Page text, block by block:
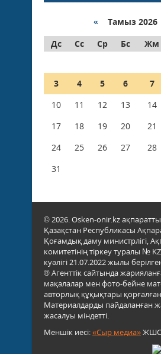
« Тамыз
Дс
Сс Ср Бс Жм
3
4 5 6 7
10
11 12 13 14
17
18 19 20 21
24
25 26 27 28
31
© 2026. Osken-onir.kz
Қазақстан Республикасы
Қоғамдық даму министрлігі,
комитетінің тіркеу туралы №
куәлігі 21.07.2022 жылы
® Агенттік сайтында
мақалалар мен фото-бейне
авторлық құқықтары
Материалдарды пайдаланған
жасалуы міндетті.
Меншік иесі:«Сыр медиа»